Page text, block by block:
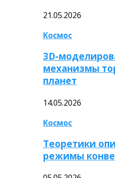
21.05.2026
Космос
3D-
механизмы
планет
14.05.2026
Космос
Теоретики
режимы